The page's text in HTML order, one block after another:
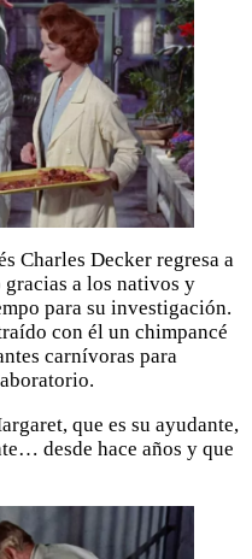
Charles Decker regresa a
a los nativos y
para su investigación.
con él un chimpancé
carnívoras para
que es su ayudante,
desde hace años y que